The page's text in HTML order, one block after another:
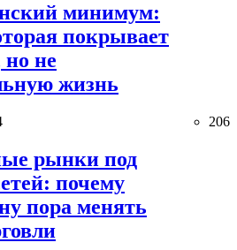
минимум:
покрывает
не
жизнь
206
рынки под
почему
пора менять